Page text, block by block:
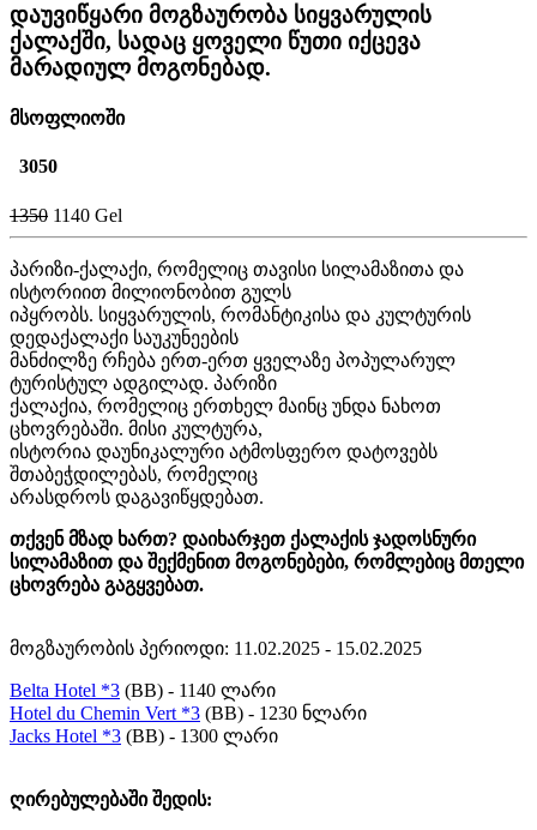
დაუვიწყარი მოგზაურობა სიყვარულის
ქალაქში, სადაც ყოველი წუთი იქცევა
მარადიულ მოგონებად.
მსოფლიოში
3050
1350 1140 Gel
პარიზი-ქალაქი, რომელიც თავისი სილამაზითა და
ისტორიით მილიონობით გულს
იპყრობს. სიყვარულის, რომანტიკისა და კულტურის
დედაქალაქი საუკუნეების
მანძილზე რჩება ერთ-ერთ ყველაზე პოპულარულ
ტურისტულ ადგილად. პარიზი
ქალაქია, რომელიც ერთხელ მაინც უნდა ნახოთ
ცხოვრებაში. მისი კულტურა,
ისტორია დაუნიკალური ატმოსფერო დატოვებს
შთაბეჭდილებას, რომელიც
არასდროს დაგავიწყდებათ.
თქვენ მზად ხართ? დაიხარჯეთ ქალაქის ჯადოსნური
სილამაზით და შექმენით მოგონებები, რომლებიც მთელი
ცხოვრება გაგყვებათ.
მოგზაურობის პერიოდი: 11.02.2025 - 15.02.2025
Belta Hotel *3 (BB) - 1140 ლარი
Hotel du Chemin Vert *3 (BB) - 1230 ნლარი
Jacks Hotel *3 (BB) - 1300 ლარი
ღირებულებაში შედის: